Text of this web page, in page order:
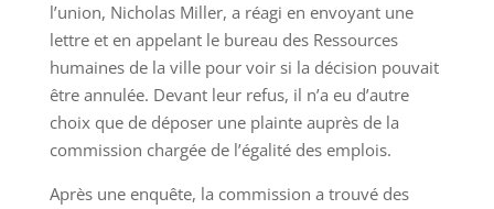
l’union, Nicholas Miller, a réagi en envoyant une
lettre et en appelant le bureau des Ressources
humaines de la ville pour voir si la décision pouvait
être annulée. Devant leur refus, il n’a eu d’autre
choix que de déposer une plainte auprès de la
commission chargée de l’égalité des emplois.
Après une enquête, la commission a trouvé des